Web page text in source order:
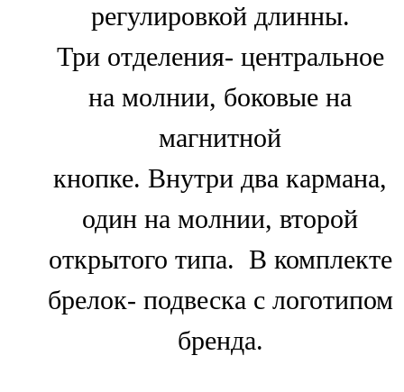
регулировкой длинны.
Три отделения- центральное
на молнии, боковые на
магнитной
кнопке. Внутри два кармана,
один на молнии, второй
открытого типа. В комплекте
брелок- подвеска с логотипом
бренда.